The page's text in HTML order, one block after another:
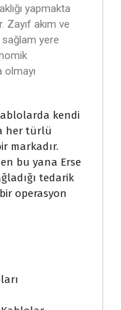
yapmakta
Zayıf akım ve
yere
kendi
her türlü
markadır.
bu yana Erse
tedarik
operasyon